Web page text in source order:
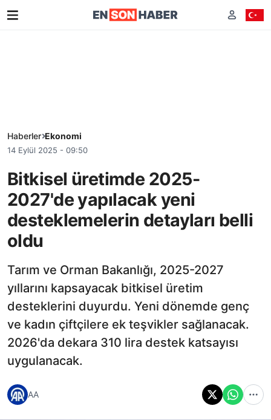
Haberler Ekonomi
14 Eylül 2025 - 09:50
Bitkisel üretimde 2025-
2027'de yapılacak yeni
desteklemelerin detayları belli
oldu
Tarım ve Orman Bakanlığı, 2025-2027
yıllarını kapsayacak bitkisel üretim
desteklerini duyurdu. Yeni dönemde genç
ve kadın çiftçilere ek teşvikler sağlanacak.
2026'da dekara 310 lira destek katsayısı
uygulanacak.
AA